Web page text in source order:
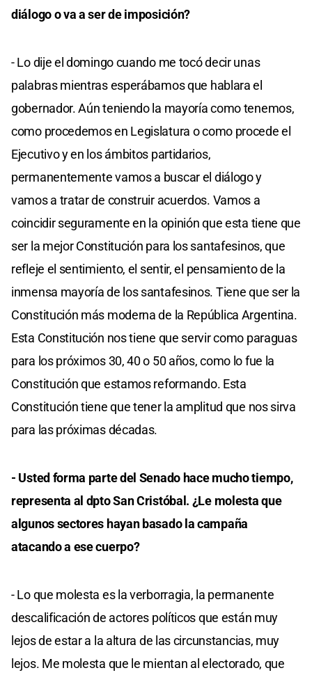
diálogo o va a ser de imposición?
- Lo dije el domingo cuando me tocó decir unas
palabras mientras esperábamos que hablara el
gobernador. Aún teniendo la mayoría como tenemos,
como procedemos en Legislatura o como procede el
Ejecutivo y en los ámbitos partidarios,
permanentemente vamos a buscar el diálogo y
vamos a tratar de construir acuerdos. Vamos a
coincidir seguramente en la opinión que esta tiene que
ser la mejor Constitución para los santafesinos, que
refleje el sentimiento, el sentir, el pensamiento de la
inmensa mayoría de los santafesinos. Tiene que ser la
Constitución más moderna de la República Argentina.
Esta Constitución nos tiene que servir como paraguas
para los próximos 30, 40 o 50 años, como lo fue la
Constitución que estamos reformando. Esta
Constitución tiene que tener la amplitud que nos sirva
para las próximas décadas.
- Usted forma parte del Senado hace mucho tiempo,
representa al dpto San Cristóbal. ¿Le molesta que
algunos sectores hayan basado la campaña
atacando a ese cuerpo?
- Lo que molesta es la verborragia, la permanente
descalificación de actores políticos que están muy
lejos de estar a la altura de las circunstancias, muy
lejos. Me molesta que le mientan al electorado, que